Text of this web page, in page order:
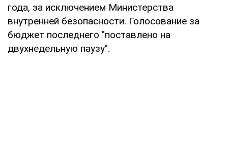
года, за исключением Министерства
внутренней безопасности. Голосование за
бюджет последнего "поставлено на
двухнедельную паузу".